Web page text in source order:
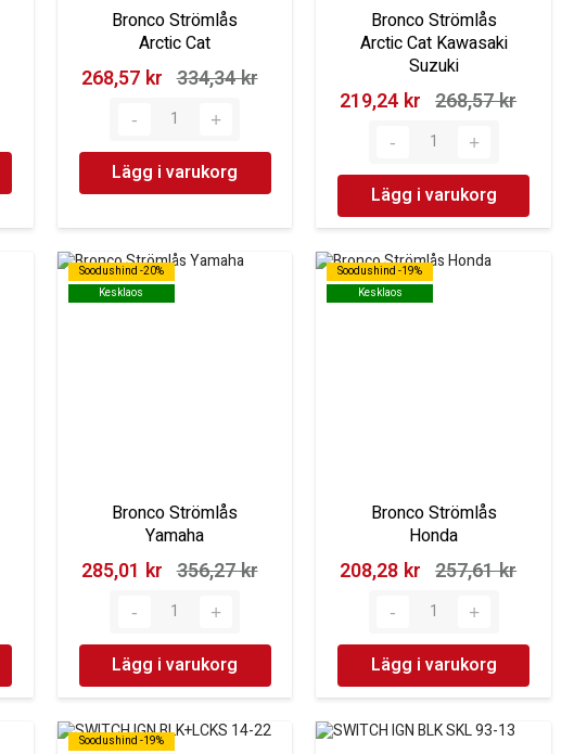
Bronco Strömlås
Arctic Cat
268,57 kr‎ 334,34 kr‎
Lägg i varukorg
Bronco Strömlås
Arctic Cat Kawasaki
Suzuki
219,24 kr‎ 268,57 kr‎
Lägg i varukorg
Soodushind -20%
Kesklaos
Soodushind -20%
Kesklaos
Bronco Strömlås
Yamaha
285,01 kr‎ 356,27 kr‎
Lägg i varukorg
Soodushind -19%
Kesklaos
Soodushind -19%
Kesklaos
Bronco Strömlås
Honda
208,28 kr‎ 257,61 kr‎
Lägg i varukorg
Soodushind -19%
Soodushind -19%